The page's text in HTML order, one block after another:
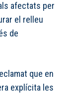
afectats per
el relleu
de
que en
explícita les